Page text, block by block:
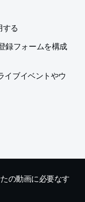
る
録フォームを構成
ブイベントやウ
の動画に必要なす